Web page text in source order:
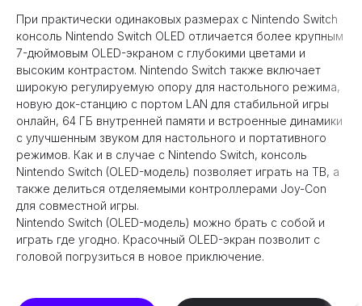
При практически одинаковых размерах с Nintendo Switch
консоль Nintendo Switch OLED отличается более крупным
7-дюймовым OLED-экраном с глубокими цветами и
высоким контрастом. Nintendo Switch также включает
широкую регулируемую опору для настольного режима,
новую док-станцию с портом LAN для стабильной игры
онлайн, 64 ГБ внутренней памяти и встроенные динамики
с улучшенным звуком для настольного и портативного
режимов. Как и в случае с Nintendo Switch, консоль
Nintendo Switch (OLED-модель) позволяет играть на ТВ, а
также делиться отделяемыми контроллерами Joy-Con
для совместной игры.
Nintendo Switch (OLED-модель) можно брать с собой и
играть где угодно. Красочный OLED-экран позволит с
головой погрузиться в новое приключение.